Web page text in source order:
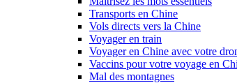
Transports en Chine
Vols directs vers la Chine
Voyager en train
Voyager en Chine avec votre
Vaccins pour votre voyage en
Mal des montagnes